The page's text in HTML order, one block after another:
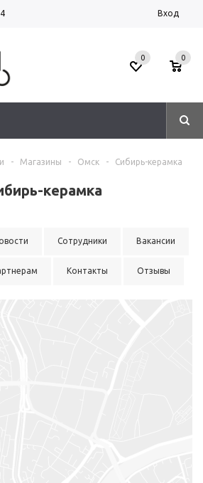
Вход
0 0
- Магазины - Омск - Сибирь-керамка
керамка
Сотрудники Вакансии
Контакты Отзывы